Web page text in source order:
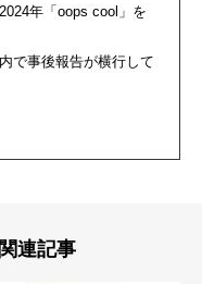
年「oops cool」を
で事後報告が横行して
連記事